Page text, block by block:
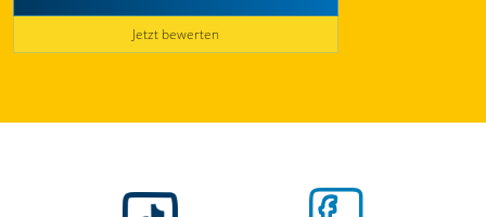
Jetzt bewerten